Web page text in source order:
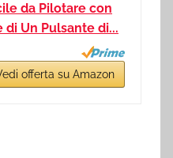
da Pilotare con
di Un Pulsante di...
offerta su Amazon